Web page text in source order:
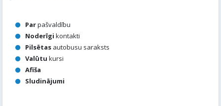
Parpašvaldību
Noderīgi kontakti
Pilsētas autobusu saraksts
Valūtu kursi
Afiša
Sludinājumi